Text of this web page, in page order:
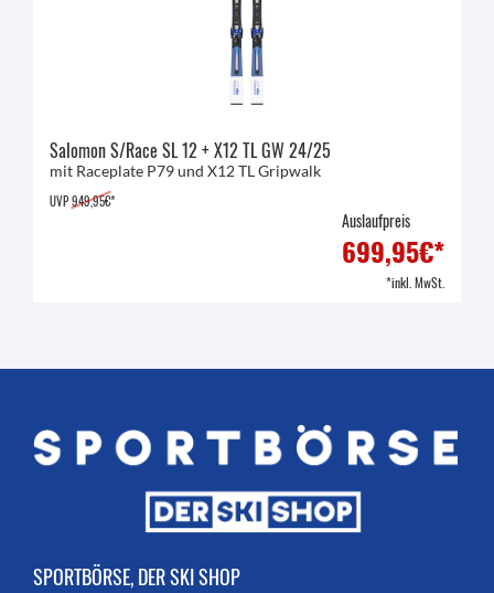
Salomon S/Race SL 12 + X12 TL GW 24/25
mit Raceplate P79 und X12 TL Gripwalk
UVP949,95€*
Auslaufpreis
699,95€*
*inkl. MwSt.
SPORTBÖRSE, DER SKI SHOP